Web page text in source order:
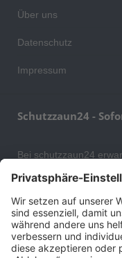
Über uns
Datenschutz
Impressum
Schutzzaun24 -
Bei schutzzaun24
Schutzgittern,
auch Ihr
können. An unserem
Sortiment von